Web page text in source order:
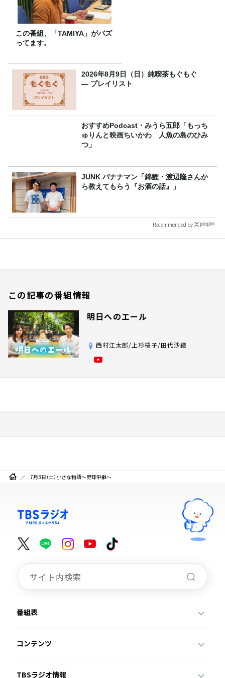
この番組、「TAMIYA」がバズ
ってます。
2026年8月9日（日）純喫茶もぐもぐ
― プレイリスト
おすすめPodcast・みうら五郎「もっち
ゅりんと映画ちいかわ 人魚の島のひみ
つ」
JUNK バナナマン「錦鯉・渡辺隆さんか
ら教えてもらう『お酒の話』」
Recommended by
この記事の番組情報
明日へのエール
西村江太郎/上杉桜子/田代沙織
7月3日（土）小さな物語～野球中継～
番組表
コンテンツ
TBSラジオ情報